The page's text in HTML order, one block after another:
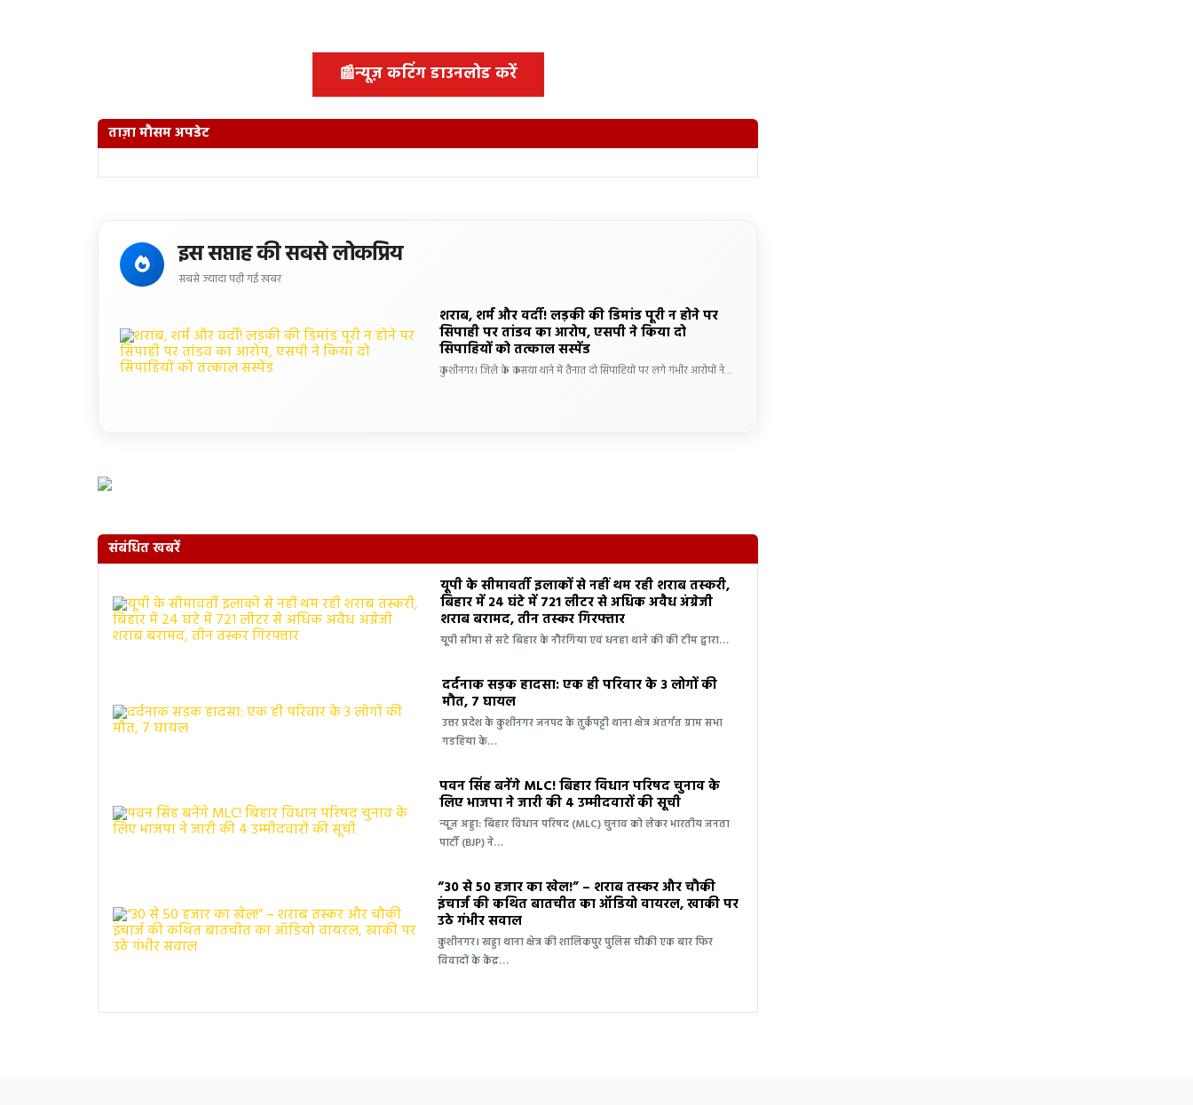
📰न्यूज़ कटिंग डाउनलोड करें
ताज़ा मौसम अपडेट
इस सप्ताह की सबसे लोकप्रिय
सबसे ज्यादा पढ़ी गई खबर
शराब, शर्म और वर्दी! लड़की की डिमांड पूरी न होने पर
सिपाही पर तांडव का आरोप, एसपी ने किया दो
सिपाहियों को तत्काल सस्पेंड
कुशीनगर। जिले के कसया थाने में तैनात दो सिपाहियों पर लगे गंभीर आरोपों ने…
संबंधित खबरें
यूपी के सीमावर्ती इलाकों से नहीं थम रही शराब तस्करी,
बिहार में 24 घंटे में 721 लीटर से अधिक अवैध अंग्रेजी
शराब बरामद, तीन तस्कर गिरफ्तार
यूपी सीमा से सटे बिहार के नौरंगिया एवं धनहा थाने की की टीम द्वारा…
दर्दनाक सड़क हादसा: एक ही परिवार के 3 लोगों की
मौत, 7 घायल
उत्तर प्रदेश के कुशीनगर जनपद के तुर्कपट्टी थाना क्षेत्र अंतर्गत ग्राम सभा
गडहिया के…
पवन सिंह बनेंगे MLC! बिहार विधान परिषद चुनाव के
लिए भाजपा ने जारी की 4 उम्मीदवारों की सूची
न्यूज़ अड्डा: बिहार विधान परिषद (MLC) चुनाव को लेकर भारतीय जनता
पार्टी (BJP) ने…
“30 से 50 हजार का खेल!” – शराब तस्कर और चौकी
इंचार्ज की कथित बातचीत का ऑडियो वायरल, खाकी पर
उठे गंभीर सवाल
कुशीनगर। खड्डा थाना क्षेत्र की शालिकपुर पुलिस चौकी एक बार फिर
विवादों के केंद्र…